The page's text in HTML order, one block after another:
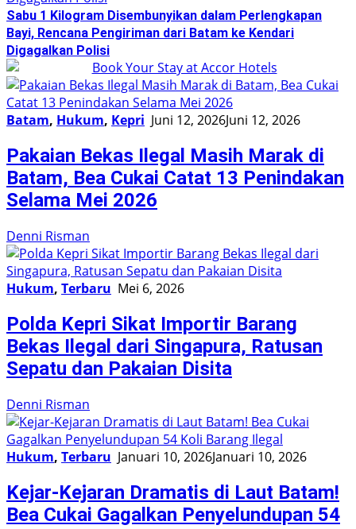
Sabu 1 Kilogram Disembunyikan dalam Perlengkapan
Bayi, Rencana Pengiriman dari Batam ke Kendari
Digagalkan Polisi
Batam, Hukum, Kepri Juni 12, 2026Juni 12, 2026
Pakaian Bekas Ilegal Masih Marak di
Batam, Bea Cukai Catat 13 Penindakan
Selama Mei 2026
Denni Risman
Hukum, Terbaru Mei 6, 2026
Polda Kepri Sikat Importir Barang
Bekas Ilegal dari Singapura, Ratusan
Sepatu dan Pakaian Disita
Denni Risman
Hukum, Terbaru Januari 10, 2026Januari 10, 2026
Kejar-Kejaran Dramatis di Laut Batam!
Bea Cukai Gagalkan Penyelundupan 54